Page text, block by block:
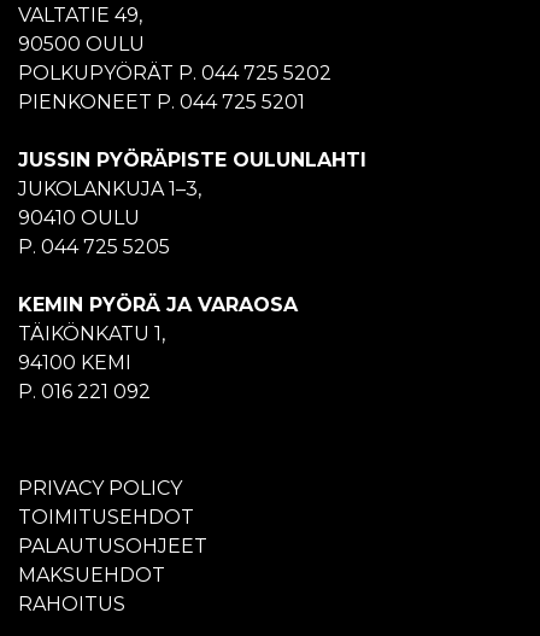
VALTATIE 49,
90500 OULU
POLKUPYÖRÄT P. 044 725 5202
PIENKONEET P. 044 725 5201
JUSSIN PYÖRÄPISTE OULUNLAHTI
JUKOLANKUJA 1–3,
90410 OULU
P. 044 725 5205
KEMIN PYÖRÄ JA VARAOSA
TÄIKÖNKATU 1,
94100 KEMI
P. 016 221 092
PRIVACY POLICY
TOIMITUSEHDOT
PALAUTUSOHJEET
MAKSUEHDOT
RAHOITUS